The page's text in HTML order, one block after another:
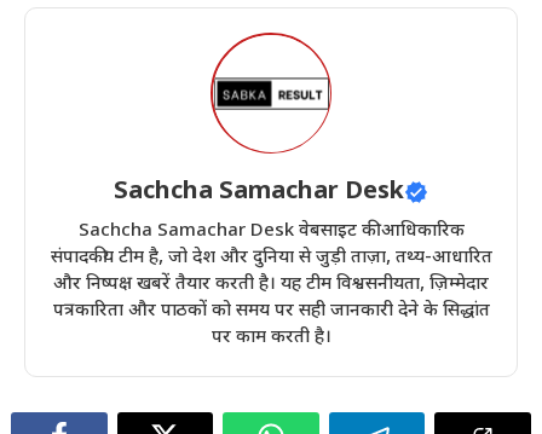
Sachcha Samachar Desk
Sachcha Samachar Desk वेबसाइट की आधिकारिक
संपादकीय टीम है, जो देश और दुनिया से जुड़ी ताज़ा, तथ्य-आधारित
और निष्पक्ष खबरें तैयार करती है। यह टीम विश्वसनीयता, ज़िम्मेदार
पत्रकारिता और पाठकों को समय पर सही जानकारी देने के सिद्धांत
पर काम करती है।